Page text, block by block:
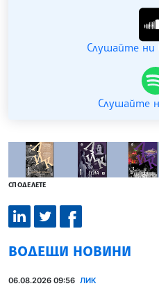
Слушайте ни
Слушайте
СПОДЕЛЕТЕ
ВОДЕЩИ НОВИНИ
06.08.2026 09:56 ЛИК